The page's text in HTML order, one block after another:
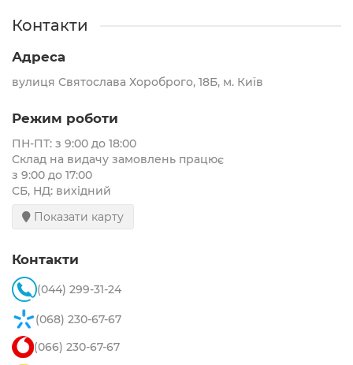
Контакти
Адреса
вулиця Святослава Хороброго, 18Б, м. Київ
Режим роботи
ПН-ПТ: з 9:00 до 18:00
Склад на видачу замовлень працює
з 9:00 до 17:00
СБ, НД: вихідний
Показати карту
Контакти
(044) 299-31-24
(068) 230-67-67
(066) 230-67-67